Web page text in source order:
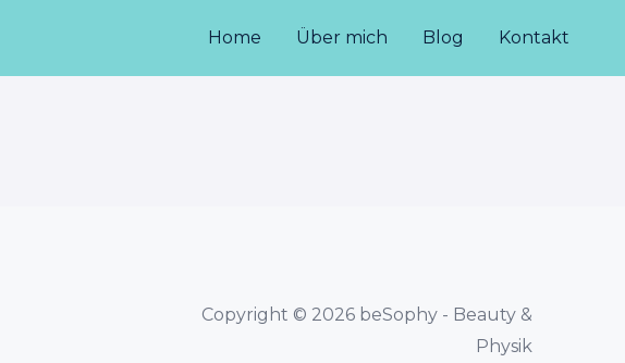
Home Über mich Blog Kontakt
Copyright © 2026 beSophy - Beauty &
Physik